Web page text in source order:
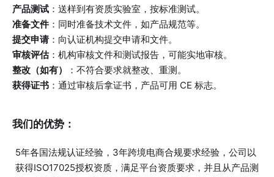
产品测试 ：送样到有资质实验室，按标准测试。
准备文件：同时准备技术文件，如产品规范等。
提交申请 ：向认证机构提交申请和文件。
审核评估：机构审核文件和测试报告，可能实地审核。
整改（如有）
：不符合要求就整改、重测。
获得证书 ：通过审核后拿证书，产品可用 CE 标志。
我们的优势：
5年各国法规认证经验，3年跨境电商合规要求经验，公司以
获得ISO17025授权资质，满足平台资质要求，并且从产品测